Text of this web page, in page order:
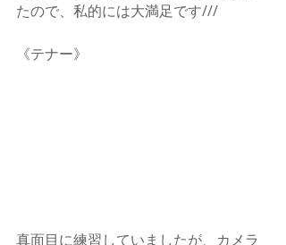
たので、私的には大満足です///
《テナー》
真面目に練習していましたが、カメラ